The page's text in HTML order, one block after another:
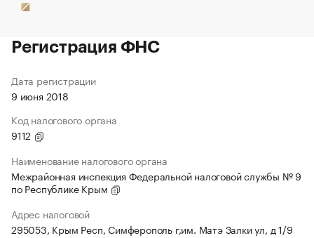
Регистрация ФНС
Дата регистрации
9 июня 2018
Код налогового органа
9112
Наименование налогового органа
Межрайонная инспекция Федеральной налоговой службы № 9
по Республике Крым
Адрес налоговой
295053, Крым Респ, Симферополь г,им. Матэ Залки ул, д 1/9